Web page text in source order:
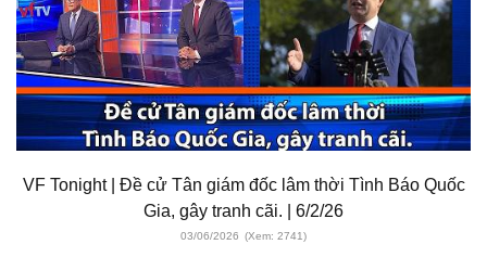
VF Tonight | Đề cử Tân giám đốc lâm thời Tình Báo Quốc
Gia, gây tranh cãi. | 6/2/26
03/06/2026 (Xem: 2741)